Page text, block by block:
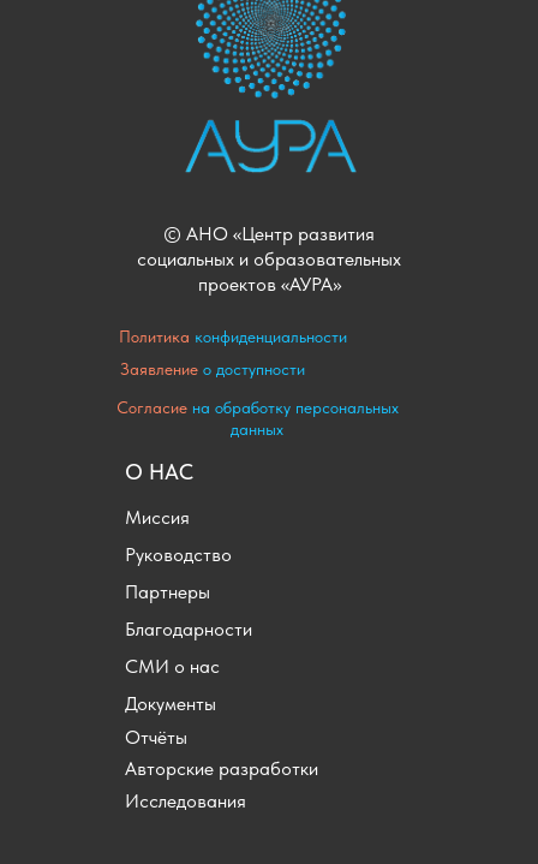
О НАС
Миссия
Руководство
Партнеры
Благодарности
СМИ о нас
Документы
© АНО «Центр развития
социальных и образовательных
проектов «АУРА»
Политика конфиденциальности
Заявление о доступности
Отчёты
Авторские разработки
Исследования
Согласиена обработку персональных
данных